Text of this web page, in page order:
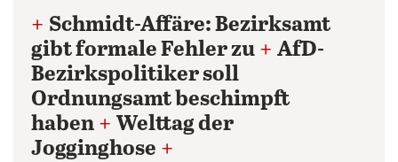
+ Schmidt-Affäre: Bezirksamt
gibt formale Fehler zu + AfD-
Bezirkspolitiker soll
Ordnungsamt beschimpft
haben + Welttag der
Jogginghose +